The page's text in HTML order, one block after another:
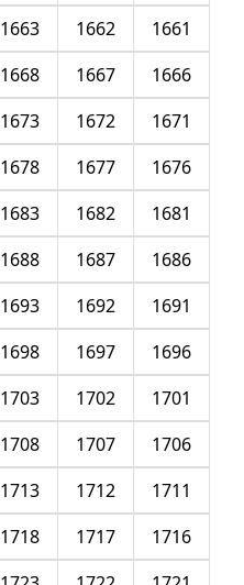
1661
1662
1663
1666
1667
1668
1671
1672
1673
1676
1677
1678
1681
1682
1683
1686
1687
1688
1691
1692
1693
1696
1697
1698
1701
1702
1703
1706
1707
1708
1711
1712
1713
1716
1717
1718